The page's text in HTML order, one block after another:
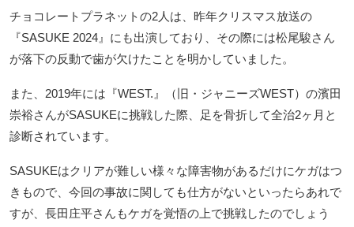
チョコレートプラネットの2人は、昨年クリスマス放送の
『SASUKE 2024』にも出演しており、その際には松尾駿さん
が落下の反動で歯が欠けたことを明かしていました。
また、2019年には『WEST.』（旧・ジャニーズWEST）の濱田
崇裕さんがSASUKEに挑戦した際、足を骨折して全治2ヶ月と
診断されています。
SASUKEはクリアが難しい様々な障害物があるだけにケガはつ
きもので、今回の事故に関しても仕方がないといったらあれで
すが、長田庄平さんもケガを覚悟の上で挑戦したのでしょう